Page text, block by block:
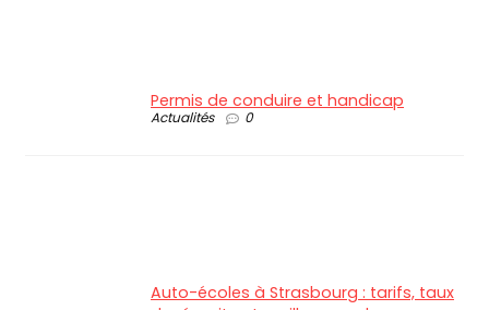
Permis de conduire et handicap
Actualités 0
Auto-écoles à Strasbourg : tarifs, taux